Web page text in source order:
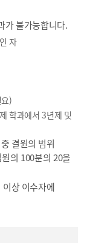
가 불가능합니다.
자
)
학과에서 3년제 및
결원의 범위
의 100분의 20을
상 이수자에